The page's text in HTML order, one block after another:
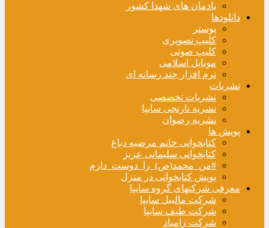
یادمان های شهدا کشور
دانلودها
پوستر
کلیپ تصویری
کلیپ صوتی
موبایل اسلامی
نرم افزار چند رسانه ای
نشریات
نشریات تخصصی
نشریه نارنجی سایپا
نشریه رضوان
پویش ها
کتابخوانی خانم مرضیه دباغ
کتابخوانی سلیمانی عزیز
#من_محمد(ص)_را_دوست_دارم
پویش کتابخوانی در منزل
معرفی شرکتهای گروه سایپا
شرکت مالیبل سایپا
شرکت طیف سایپا
شرکت زامیاد